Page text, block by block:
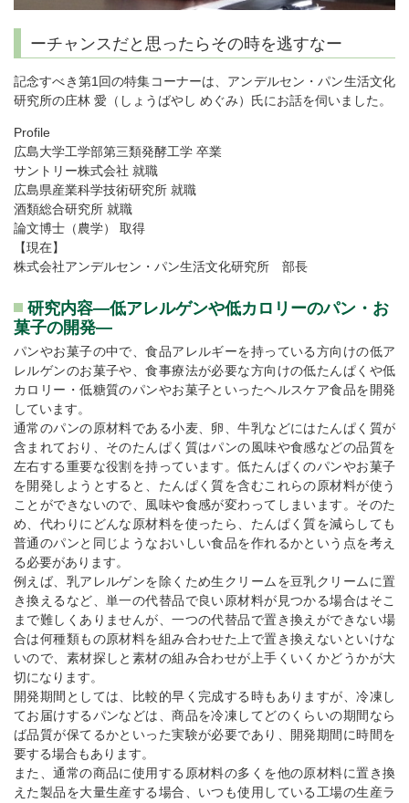
ーチャンスだと思ったらその時を逃すなー
記念すべき第1回の特集コーナーは、アンデルセン・パン生活文化
研究所の庄林 愛（しょうばやし めぐみ）氏にお話を伺いました。
Profile
広島大学工学部第三類発酵工学 卒業
サントリー株式会社 就職
広島県産業科学技術研究所 就職
酒類総合研究所 就職
論文博士（農学） 取得
【現在】
株式会社アンデルセン・パン生活文化研究所 部長
研究内容―低アレルゲンや低カロリーのパン・お
菓子の開発―
パンやお菓子の中で、食品アレルギーを持っている方向けの低ア
レルゲンのお菓子や、食事療法が必要な方向けの低たんぱくや低
カロリー・低糖質のパンやお菓子といったヘルスケア食品を開発
しています。
通常のパンの原材料である小麦、卵、牛乳などにはたんぱく質が
含まれており、そのたんぱく質はパンの風味や食感などの品質を
左右する重要な役割を持っています。低たんぱくのパンやお菓子
を開発しようとすると、たんぱく質を含むこれらの原材料が使う
ことができないので、風味や食感が変わってしまいます。そのた
め、代わりにどんな原材料を使ったら、たんぱく質を減らしても
普通のパンと同じようなおいしい食品を作れるかという点を考え
る必要があります。
例えば、乳アレルゲンを除くため生クリームを豆乳クリームに置
き換えるなど、単一の代替品で良い原材料が見つかる場合はそこ
まで難しくありませんが、一つの代替品で置き換えができない場
合は何種類もの原材料を組み合わせた上で置き換えないといけな
いので、素材探しと素材の組み合わせが上手くいくかどうかが大
切になります。
開発期間としては、比較的早く完成する時もありますが、冷凍し
てお届けするパンなどは、商品を冷凍してどのくらいの期間なら
ば品質が保てるかといった実験が必要であり、開発期間に時間を
要する場合もあります。
また、通常の商品に使用する原材料の多くを他の原材料に置き換
えた製品を大量生産する場合、いつも使用している工場の生産ラ